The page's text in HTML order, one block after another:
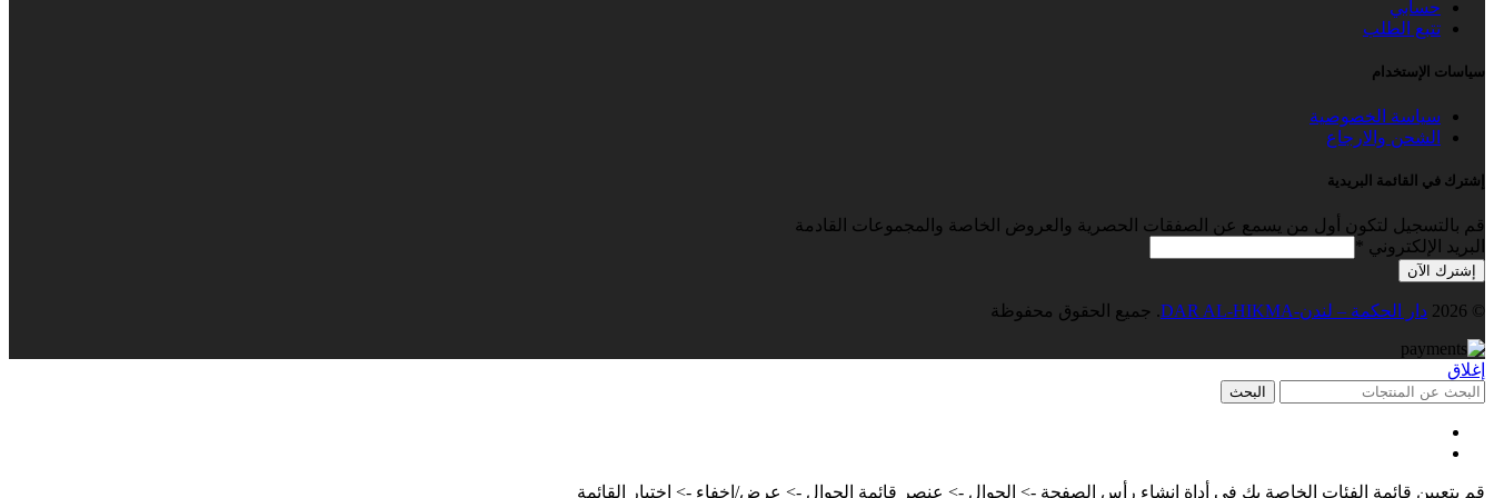
حسابي
تتبع الطلب
سياسات الإستخدام
سياسة الخصوصية
الشحن والارجاع
إشترك في القائمة البريدية
قم بالتسجيل لتكون أول من يسمع عن الصفقات الحصرية والعروض الخاصة والمجموعات القادمة
البريد الإلكتروني *
إشترك الآن
© 2026 دار الحكمة – لندن-DAR AL-HIKMA . جميع الحقوق محفوظة
إغلاق
البحث
قم بتعيين قائمة الفئات الخاصة بك في أداة إنشاء رأس الصفحة -> الجوال -> عنصر قائمة الجوال -> عرض/إخفاء -> اختيار القائمة